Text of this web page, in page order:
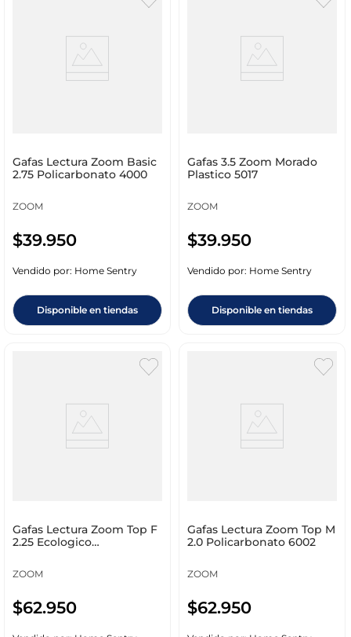
Gafas Lectura Zoom Basic
2.75 Policarbonato 4000
ZOOM
$39.950
Vendido por: Home Sentry
Disponible en tiendas
Gafas 3.5 Zoom Morado
Plastico 5017
ZOOM
$39.950
Vendido por: Home Sentry
Disponible en tiendas
Gafas Lectura Zoom Top F
2.25 Ecologico
ZOOM
$62.950
Gafas Lectura Zoom Top M
2.0 Policarbonato 6002
ZOOM
$62.950